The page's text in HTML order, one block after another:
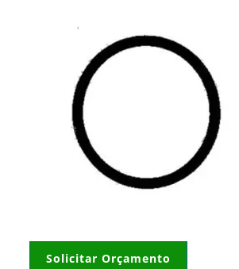
Solicitar Orçamento